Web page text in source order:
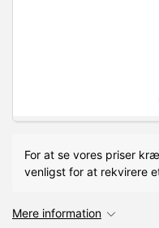
For at se vores priser
venligst for at rekvirere
Mere information